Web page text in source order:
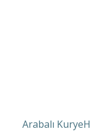
Arabalı